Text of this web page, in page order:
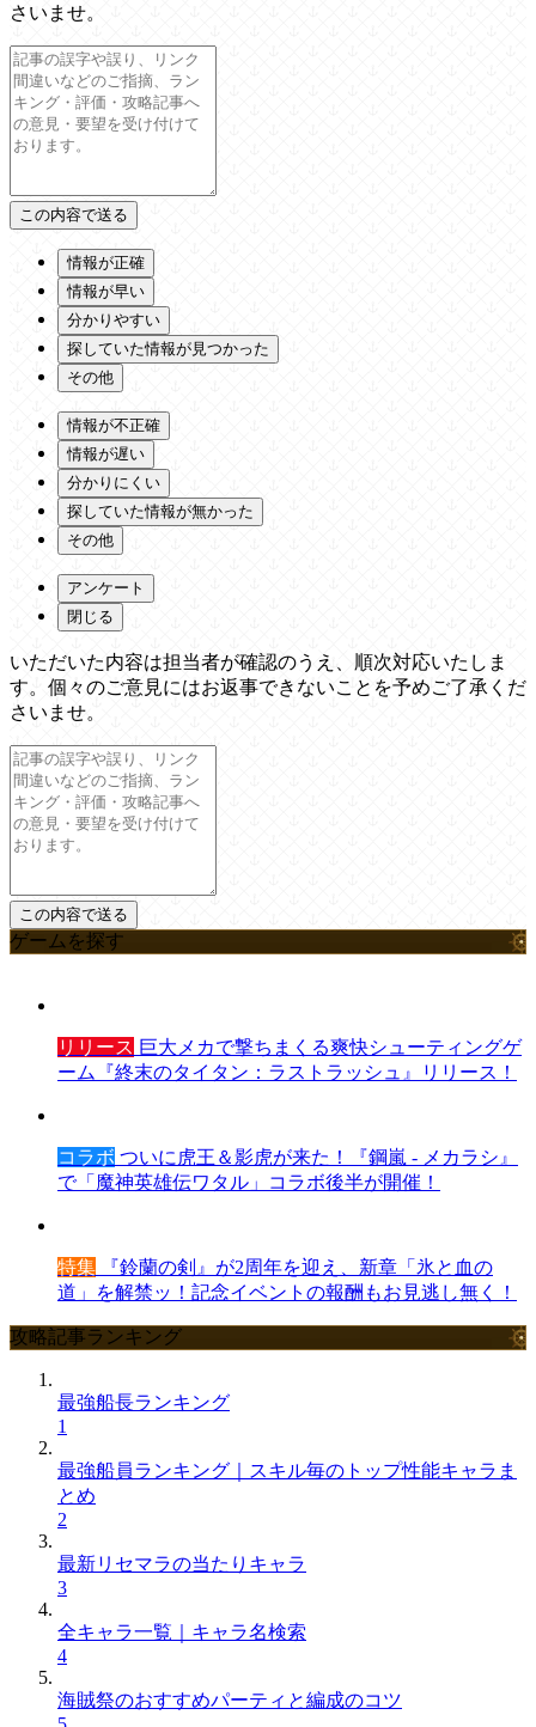
さいませ。
情報が正確
情報が早い
分かりやすい
探していた情報が見つかった
その他
情報が不正確
情報が遅い
分かりにくい
探していた情報が無かった
その他
アンケート
閉じる
いただいた内容は担当者が確認のうえ、順次対応いたしま
す。個々のご意見にはお返事できないことを予めご了承くだ
さいませ。
ゲームを探す
リリース 巨大メカで撃ちまくる爽快シューティングゲ
ーム『終末のタイタン：ラストラッシュ』リリース！
コラボ ついに虎王＆影虎が来た！『鋼嵐 - メカラシ』
で「魔神英雄伝ワタル」コラボ後半が開催！
特集 『鈴蘭の剣』が2周年を迎え、新章「氷と血の
道」を解禁ッ！記念イベントの報酬もお見逃し無く！
攻略記事ランキング
最強船長ランキング
1
最強船員ランキング｜スキル毎のトップ性能キャラま
とめ
2
最新リセマラの当たりキャラ
3
全キャラ一覧｜キャラ名検索
4
海賊祭のおすすめパーティと編成のコツ